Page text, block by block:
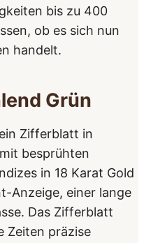
bis zu 400
ob es sich nun
handelt.
Grün
Zifferblatt in
besprühten
in 18 Karat Gold
Anzeige, einer lange
Das Zifferblatt
Zeiten präzise